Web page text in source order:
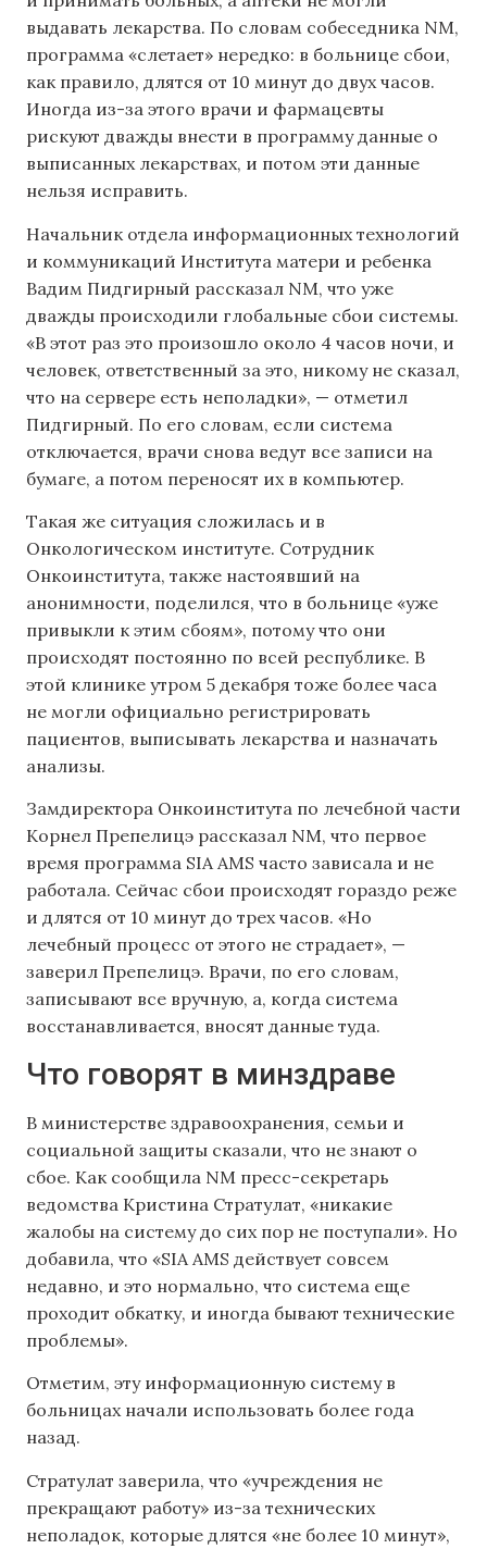
выдавать лекарства. По словам собеседника NM,
программа «слетает» нередко: в больнице сбои,
как правило, длятся от 10 минут до двух часов.
Иногда из-за этого врачи и фармацевты
рискуют дважды внести в программу данные о
выписанных лекарствах, и потом эти данные
нельзя исправить.
Начальник отдела информационных технологий
и коммуникаций Института матери и ребенка
Вадим Пидгирный рассказал NM, что уже
дважды происходили глобальные сбои системы.
«В этот раз это произошло около 4 часов ночи, и
человек, ответственный за это, никому не сказал,
что на сервере есть неполадки», — отметил
Пидгирный. По его словам, если система
отключается, врачи снова ведут все записи на
бумаге, а потом переносят их в компьютер.
Такая же ситуация сложилась и в
Онкологическом институте. Сотрудник
Онкоинститута, также настоявший на
анонимности, поделился, что в больнице «уже
привыкли к этим сбоям», потому что они
происходят постоянно по всей республике. В
этой клинике утром 5 декабря тоже более часа
не могли официально регистрировать
пациентов, выписывать лекарства и назначать
анализы.
Замдиректора Онкоинститута по лечебной части
Корнел Препелицэ рассказал NM, что первое
время программа SIA AMS часто зависала и не
работала. Сейчас сбои происходят гораздо реже
и длятся от 10 минут до трех часов. «Но
лечебный процесс от этого не страдает», —
заверил Препелицэ. Врачи, по его словам,
записывают все вручную, а, когда система
восстанавливается, вносят данные туда.
Что говорят в минздраве
В министерстве здравоохранения, семьи и
социальной защиты сказали, что не знают о
сбое. Как сообщила NM пресс-секретарь
ведомства Кристина Стратулат, «никакие
жалобы на систему до сих пор не поступали». Но
добавила, что «SIA AMS действует совсем
недавно, и это нормально, что система еще
проходит обкатку, и иногда бывают технические
проблемы».
Отметим, эту информационную систему в
больницах начали использовать более года
назад.
Стратулат заверила, что «учреждения не
прекращают работу» из-за технических
неполадок, которые длятся «не более 10 минут»,